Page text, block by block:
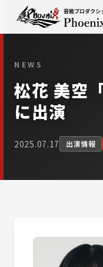
NEWS
松花 美空
に出演
2025.07.17 出演情報